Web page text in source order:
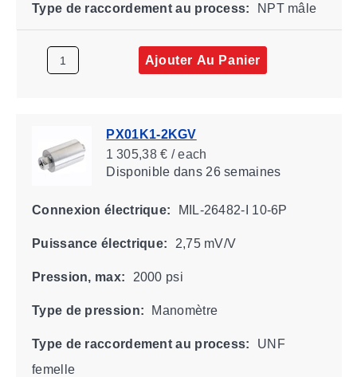
Type de raccordement au process: NPT mâle
Ajouter Au Panier
PX01K1-2KGV
1 305,38 € / each
Disponibledans 26 semaines
Connexion électrique: MIL-26482-I 10-6P
Puissance électrique: 2,75 mV/V
Pression, max: 2000 psi
Type de pression: Manomètre
Type de raccordement au process:
UNF
femelle